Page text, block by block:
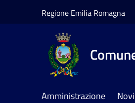
Regione Emilia Romagna
Amministrazione